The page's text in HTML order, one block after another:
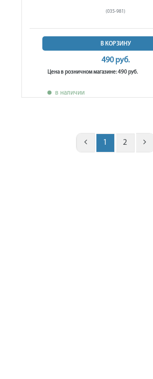
(035-981)
В КОРЗИНУ
490 руб.
Цена в розничном магазине: 490 руб.
в наличии
1 2